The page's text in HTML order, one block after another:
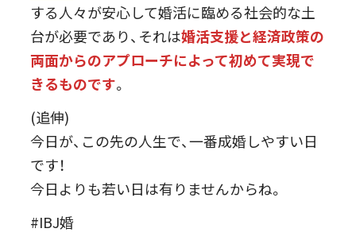
する人々が安心して婚活に臨める社会的な土
台が必要であり、それは婚活支援と経済政策の
両面からのアプローチによって初めて実現で
きるものです。
(追伸)
今日が、この先の人生で、一番成婚しやすい日
です！
今日よりも若い日は有りませんからね。
#IBJ婚